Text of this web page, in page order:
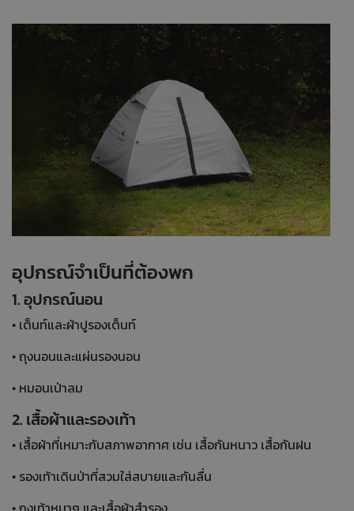
อุปกรณ์จำเป็นที่ต้องพก
1. อุปกรณ์นอน
• เต็นท์และผ้าปูรองเต็นท์
• ถุงนอนและแผ่นรองนอน
• หมอนเป่าลม
2. เสื้อผ้าและรองเท้า
• เสื้อผ้าที่เหมาะกับสภาพอากาศ เช่น เสื้อกันหนาว เสื้อกันฝน
• รองเท้าเดินป่าที่สวมใส่สบายและกันลื่น